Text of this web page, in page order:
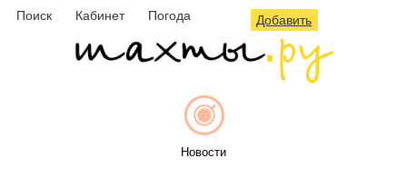
Поиск Кабинет Погода Добавить
Новости